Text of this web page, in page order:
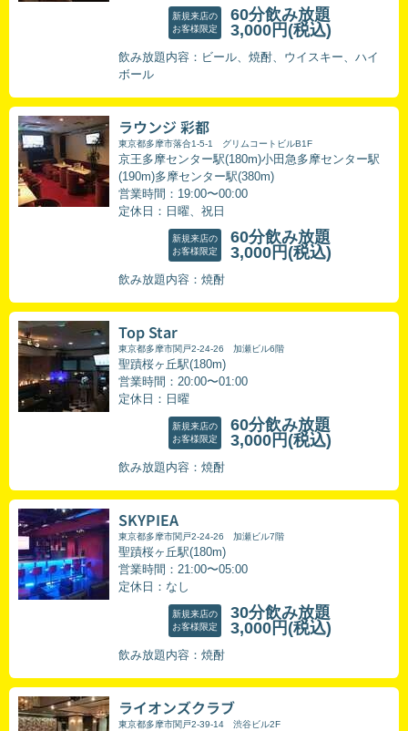
新規来店の
お客様限定
60分飲み放題
3,000円 (税込)
飲み放題内容：ビール、焼酎、ウイスキー、ハイ
ボール
ラウンジ 彩都
東京都多摩市落合1-5-1 グリムコートビルB1F
京王多摩センター駅(180m)小田急多摩センター駅
(190m)多摩センター駅(380m)
営業時間：19:00〜00:00
定休日：日曜、祝日
新規来店の
お客様限定
60分飲み放題
3,000円 (税込)
飲み放題内容：焼酎
Top Star
東京都多摩市関戸2-24-26 加瀬ビル6階
聖蹟桜ヶ丘駅(180m)
営業時間：20:00〜01:00
定休日：日曜
新規来店の
お客様限定
60分飲み放題
3,000円 (税込)
飲み放題内容：焼酎
SKYPIEA
東京都多摩市関戸2-24-26 加瀬ビル7階
聖蹟桜ヶ丘駅(180m)
営業時間：21:00〜05:00
定休日：なし
新規来店の
お客様限定
30分飲み放題
3,000円 (税込)
飲み放題内容：焼酎
ライオンズクラブ
東京都多摩市関戸2-39-14 渋谷ビル2F